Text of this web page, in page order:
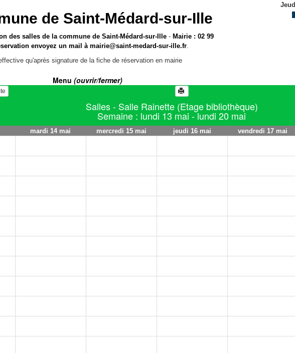
de Saint-Médard-sur-Ille
des salles de la commune de Saint-Médard-sur-Ille - Mairie : 02 99
envoyez un mail àmairie@saint-medard-sur-ille.fr.
qu'après signature de la fiche de réservation en mairie
Menu (ouvrir/fermer)
Salles - Salle Rainette (Etage bibliothèque)
Semaine : lundi 13 mai - lundi 20 mai
mardi 14 mai mercredi 15 mai jeudi 16 mai vendredi 17 mai